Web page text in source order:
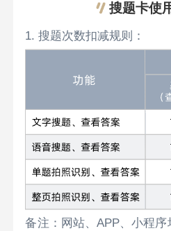
搜题卡使
1. 搜题次数扣减规则：
备注：网站、APP、小程